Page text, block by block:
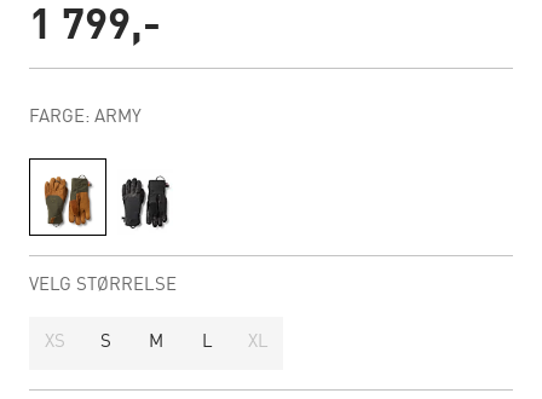
1 799,-
FARGE: ARMY
VELG STØRRELSE
XS S M L XL